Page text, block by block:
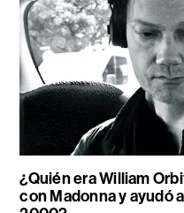
¿Quién era William
con Madonna y ayudó